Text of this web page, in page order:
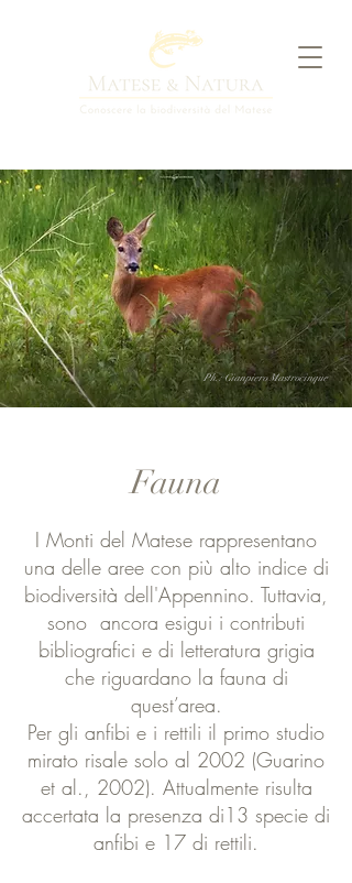
Ph.: Gianpiero Mastrocinque
Fauna
I Monti del Matese rappresentano
una delle aree con più alto indice di
biodiversità dell'Appennino. Tuttavia,
sono ancora esigui i contributi
bibliografici e di letteratura grigia
che riguardano la fauna di
quest’area.
Per gli anfibi e i rettili il primo studio
mirato risale solo al 2002 (Guarino
et al., 2002). Attualmente risulta
accertata la presenza di13 specie di
anfibi e 17 di rettili.